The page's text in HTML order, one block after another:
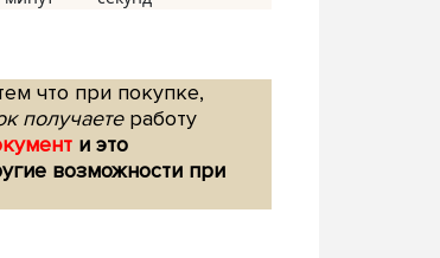
что при покупке,
получаетеработу
и это
возможности при